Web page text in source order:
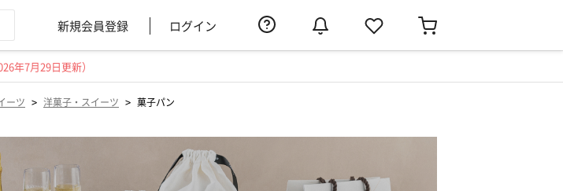
新規会員登録 ログイン
年7月29日更新）
ーツ > 洋菓子・スイーツ > 菓子パン